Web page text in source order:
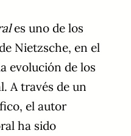
es uno de los
Nietzsche, en el
evolución de los
A través de un
el autor
ha sido